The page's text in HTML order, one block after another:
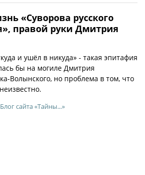
«Суворова русского
правой руки Дмитрия
и ушёл в никуда» - такая эпитафия
бы на могиле Дмитрия
Волынского, но проблема в том, что
Блог сайта «Тайны...»